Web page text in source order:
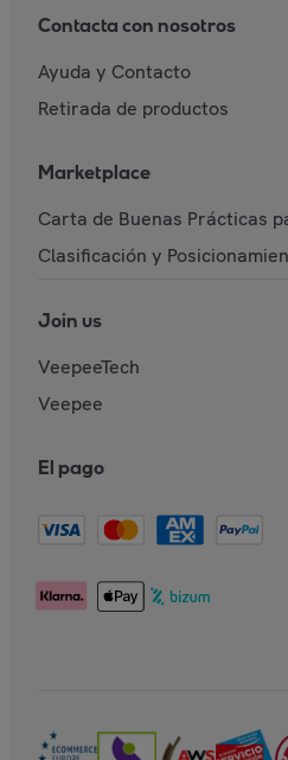
Contacta con nosotros
Ayuda y Contacto
Retirada de productos
Marketplace
Carta de Buenas Prácticas
Clasificación y
Join us
VeepeeTech
Veepee
El pago